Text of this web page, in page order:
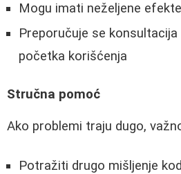
Mogu imati neželjene
Preporučuje se
početka korišćenja
Stručna pomoć
Ako problemi traju dugo,
Potražiti drugo mišljenje